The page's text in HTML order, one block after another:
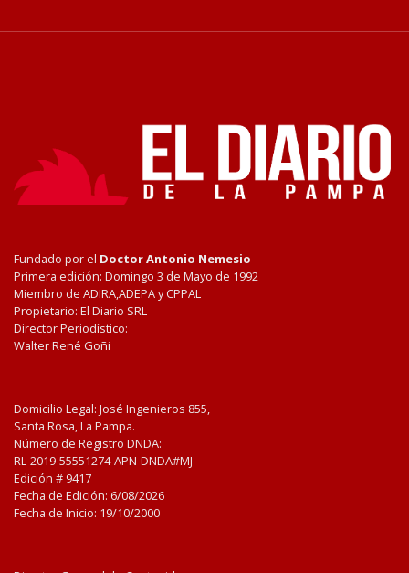
Fundado por el Doctor Antonio Nemesio
Primera edición: Domingo 3 de Mayo de 1992
Miembro de ADIRA,ADEPA y CPPAL
Propietario: El Diario SRL
Director Periodístico:
Walter René Goñi
Domicilio Legal: José Ingenieros 855,
Santa Rosa, La Pampa.
Número de Registro DNDA:
RL-2019-55551274-APN-DNDA#MJ
Edición # 9417
Fecha de Edición: 6/08/2026
Fecha de Inicio: 19/10/2000